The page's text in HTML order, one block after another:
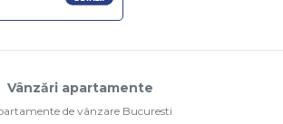
Vânzări apartamente
de vânzare Bucuresti